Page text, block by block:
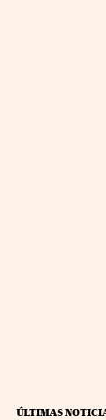
ÚLTIMAS